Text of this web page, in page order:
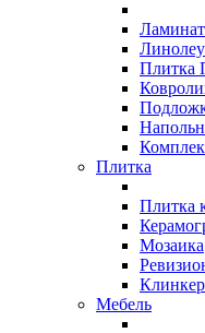
Ламинат
Плитка
Плитка
Плитка
Мозаика
Мебель